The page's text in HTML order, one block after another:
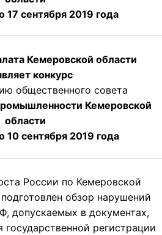
17 сентября 2019 года
Кемеровской области
конкурс
общественного совета
Кемеровской
области
10 сентября 2019 года
России по Кемеровской
обзор нарушений
допускаемых в документах,
регистрации